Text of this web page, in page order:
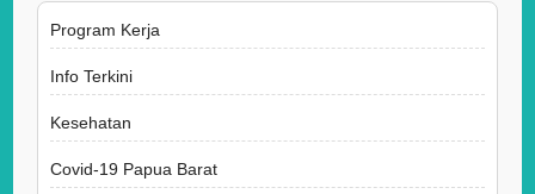
Program Kerja
Info Terkini
Kesehatan
Covid-19 Papua Barat